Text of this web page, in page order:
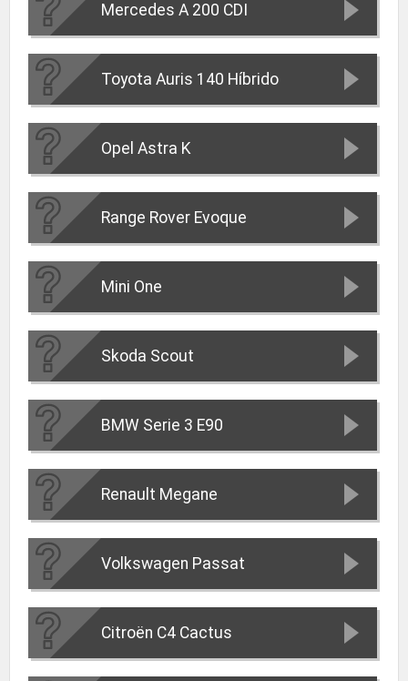
Mercedes A 200 CDI
Toyota Auris 140 Híbrido
Opel Astra K
Range Rover Evoque
Mini One
Skoda Scout
BMW Serie 3 E90
Renault Megane
Volkswagen Passat
Citroën C4 Cactus